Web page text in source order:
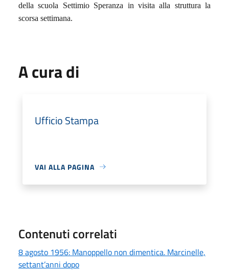
della scuola Settimio Speranza in visita alla struttura la
scorsa settimana.
A cura di
Ufficio Stampa
VAI ALLA PAGINA
Contenuti correlati
8 agosto 1956: Manoppello non dimentica. Marcinelle,
settant’anni dopo